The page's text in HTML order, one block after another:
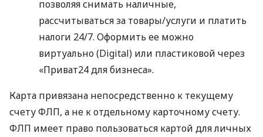
позволяя снимать наличные,
рассчитываться за товары/услуги и платить
налоги 24/7. Оформить ее можно
виртуально (Digital) или пластиковой через
«Приват24 для бизнеса».
Карта привязана непосредственно к текущему
счету ФЛП, а не к отдельному карточному счету.
ФЛП имеет право пользоваться картой для личных